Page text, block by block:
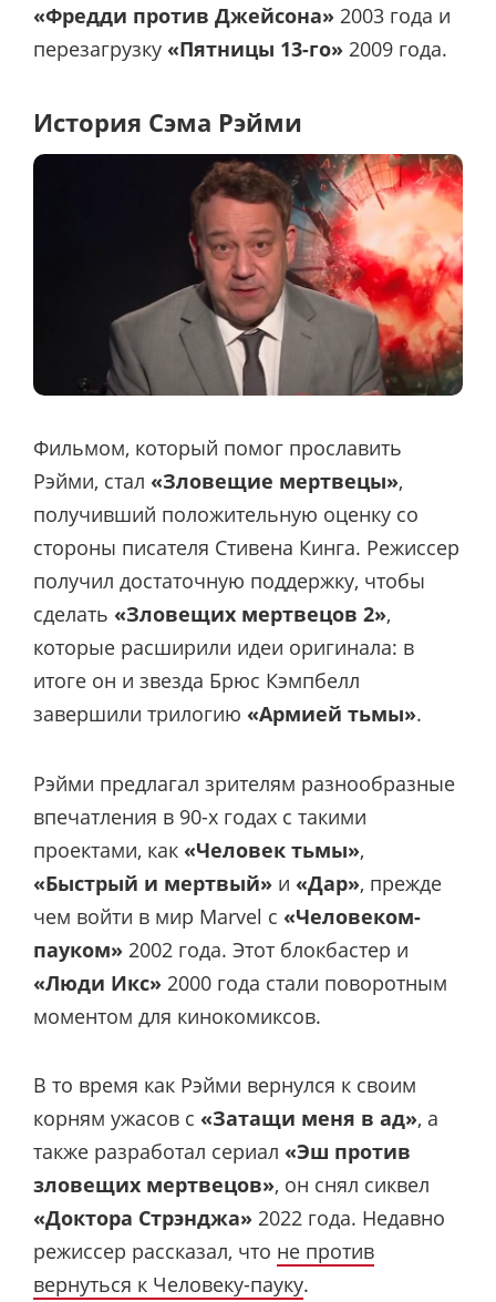
«Фредди против Джейсона» 2003 года и
перезагрузку «Пятницы 13-го» 2009 года.
История Сэма Рэйми
Фильмом, который помог прославить
Рэйми, стал «Зловещие мертвецы»,
получивший положительную оценку со
стороны писателя Стивена Кинга. Режиссер
получил достаточную поддержку, чтобы
сделать «Зловещих мертвецов 2»,
которые расширили идеи оригинала: в
итоге он и звезда Брюс Кэмпбелл
завершили трилогию «Армией тьмы».
Рэйми предлагал зрителям разнообразные
впечатления в 90-х годах с такими
проектами, как «Человек тьмы»,
«Быстрый и мертвый» и «Дар», прежде
чем войти в мир Marvel с «Человеком-
пауком» 2002 года. Этот блокбастер и
«Люди Икс» 2000 года стали поворотным
моментом для кинокомиксов.
В то время как Рэйми вернулся к своим
корням ужасов с «Затащи меня в ад», а
также разработал сериал «Эш против
зловещих мертвецов», он снял сиквел
«Доктора Стрэнджа» 2022 года. Недавно
режиссер рассказал, что не против
вернуться к Человеку-пауку.